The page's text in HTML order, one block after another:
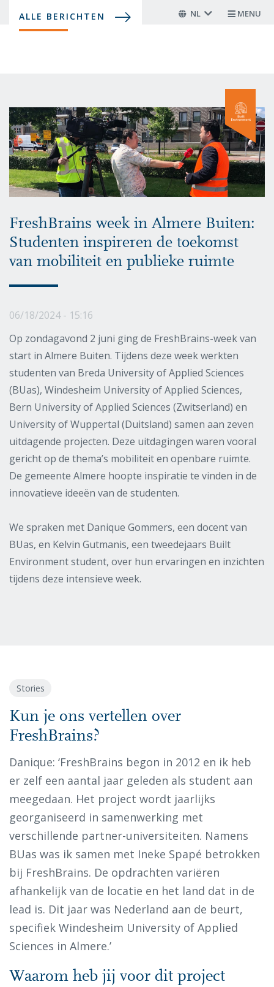
ALLE BERICHTEN NL MENU
FreshBrains week in Almere Buiten:
Studenten inspireren de toekomst
van mobiliteit en publieke ruimte
06/18/2024 - 15:16
Op zondagavond 2 juni ging de FreshBrains-week van
start in Almere Buiten. Tijdens deze week werkten
studenten van Breda University of Applied Sciences
(BUas), Windesheim University of Applied Sciences,
Bern University of Applied Sciences (Zwitserland) en
University of Wuppertal (Duitsland) samen aan zeven
uitdagende projecten. Deze uitdagingen waren vooral
gericht op de thema’s mobiliteit en openbare ruimte.
De gemeente Almere hoopte inspiratie te vinden in de
innovatieve ideeën van de studenten.
We spraken met Danique Gommers, een docent van
BUas, en Kelvin Gutmanis, een tweedejaars Built
Environment student, over hun ervaringen en inzichten
tijdens deze intensieve week.
Stories
Kun je ons vertellen over
FreshBrains?
Danique: ‘FreshBrains begon in 2012 en ik heb
er zelf een aantal jaar geleden als student aan
meegedaan. Het project wordt jaarlijks
georganiseerd in samenwerking met
verschillende partner-universiteiten. Namens
BUas was ik samen met Ineke Spapé betrokken
bij FreshBrains. De opdrachten variëren
afhankelijk van de locatie en het land dat in de
lead is. Dit jaar was Nederland aan de beurt,
specifiek Windesheim University of Applied
Sciences in Almere.’
Waarom heb jij voor dit project